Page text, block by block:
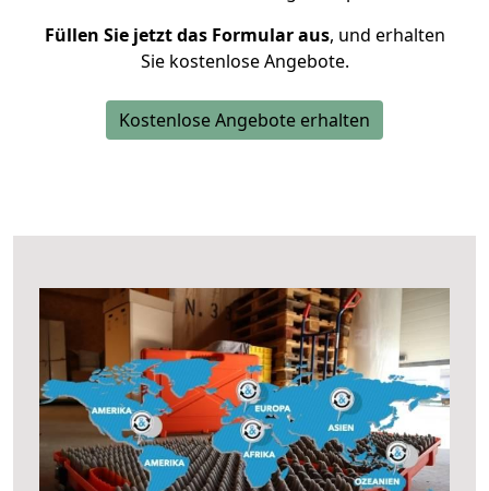
Füllen Sie jetzt das Formular aus, und erhalten
Sie kostenlose Angebote.
Kostenlose Angebote erhalten